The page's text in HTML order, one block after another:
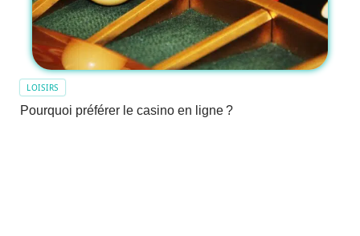
LOISIRS
Pourquoi préférer le casino en ligne ?